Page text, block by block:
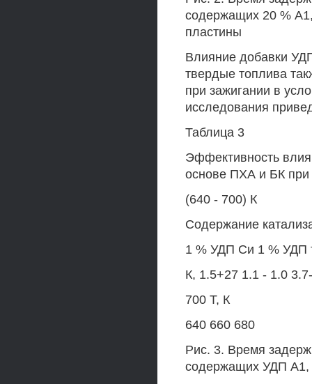
содержащих 20 %
пластины
Влияние добавки
твердые топлива
при зажигании в
исследования
Таблица 3
Эффективность
основе ПХА и БК при
(640 - 700) К
Содержание
1 % УДП Си 1 % УДП
К, 1.5+27 1.1 - 1.0
700 Т, К
640 660 680
Рис. 3. Время
содержащих УДП А1,